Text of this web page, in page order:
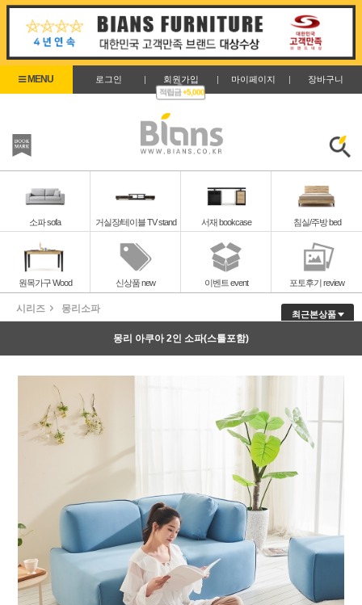
로그인 | 회원가입 |
적립금+5,000
마이페이지 | 장바구니
소파 sofa 거실장/테이블 TV stand 서재 bookcase 침실/주방 bed
원목가구 Wood 신상품 new 이벤트 event 포토후기 review
시리즈 몽리소파 최근본상품
몽리 아쿠아 2인 소파(스툴포함)